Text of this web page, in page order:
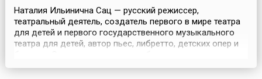
Наталия Ильинична Сац — русский режиссер,
театральный деятель, создатель первого в мире театра
для детей и первого государственного музыкального
театра для детей, автор пьес, либретто, детских опер и
театральным миром. 15-летней девочкой начала